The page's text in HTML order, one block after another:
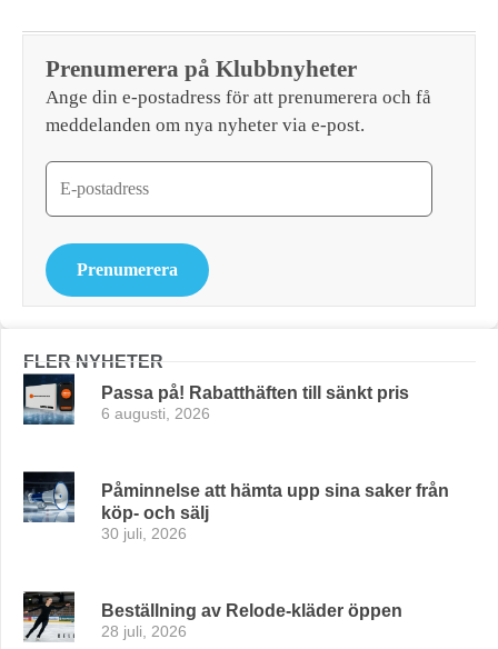
Prenumerera på Klubbnyheter
Ange din e-postadress för att prenumerera och få
meddelanden om nya nyheter via e-post.
Prenumerera
FLER NYHETER
Passa på! Rabatthäften till sänkt pris
6 augusti, 2026
Påminnelse att hämta upp sina saker från
köp- och sälj
30 juli, 2026
Beställning av Relode-kläder öppen
28 juli, 2026